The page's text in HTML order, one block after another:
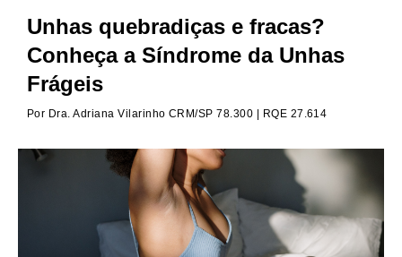
Unhas quebradiças e fracas?
Conheça a Síndrome da Unhas
Frágeis
Por Dra. Adriana Vilarinho CRM/SP 78.300 | RQE 27.614